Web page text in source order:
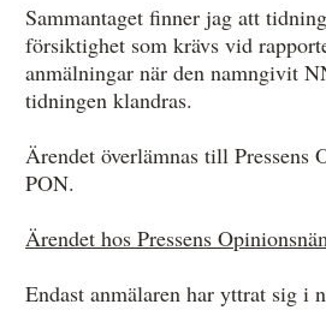
Sammantaget finner jag att
försiktighet som krävs vid
anmälningar när den namngivit
tidningen klandras.
Ärendet överlämnas till Pressens
PON.
Ärendet hos Pressens
Endast anmälaren har yttrat sig i